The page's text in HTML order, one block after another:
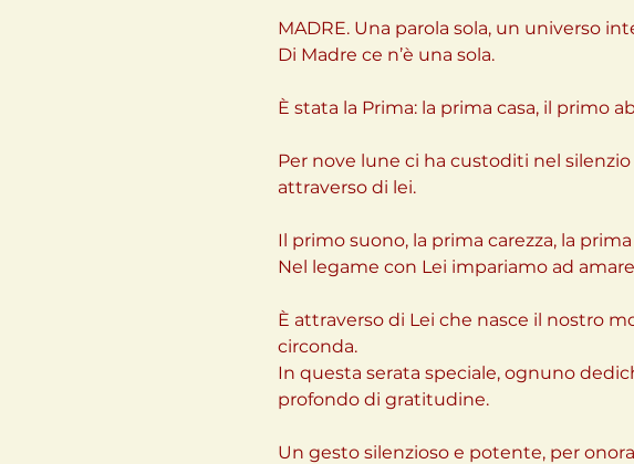
MADRE. Una parola sola, un universo
Di Madre ce n’è una sola.
È stata la Prima: la prima casa, il primo
Per nove lune ci ha custoditi nel
attraverso di lei.
Il primo suono, la prima carezza, la
Nel legame con Lei impariamo ad
È attraverso di Lei che nasce il nostro
circonda.
In questa serata speciale, ognuno
profondo di gratitudine.
Un gesto silenzioso e potente, per